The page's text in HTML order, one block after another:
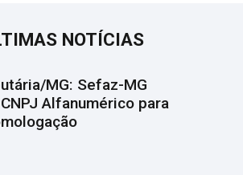
NOTÍCIAS
MG: Sefaz-MG
Alfanumérico para